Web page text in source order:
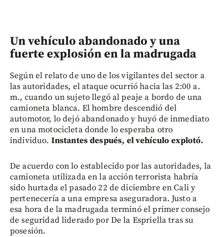
Un vehículo abandonado y una
fuerte explosión en la madrugada
Según el relato de uno de los vigilantes del sector a
las autoridades, el ataque ocurrió hacia las 2:00 a.
m., cuando un sujeto llegó al peaje a bordo de una
camioneta blanca. El hombre descendió del
automotor, lo dejó abandonado y huyó de inmediato
en una motocicleta donde lo esperaba otro
individuo. Instantes después, el vehículo explotó.
De acuerdo con lo establecido por las autoridades, la
camioneta utilizada en la acción terrorista habría
sido hurtada el pasado 22 de diciembre en Cali y
pertenecería a una empresa aseguradora. Justo a
esa hora de la madrugada terminó el primer consejo
de seguridad liderado por De la Espriella tras su
posesión.